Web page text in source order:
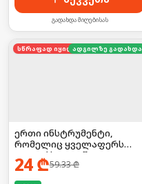
გადახდა მიღებისას
სწრაფად იყიდება
ადგილზე გადახდა
ერთი ინსტრუმენტი,
რომელიც ყველაფერს
აკეთებს — 52-ში-1
უნივერსალური
24₾59.33₾